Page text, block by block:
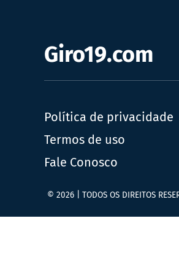
Giro19.com
Política de privacidade
Termos de uso
Fale Conosco
© 2026 | TODOS OS DIREITOS